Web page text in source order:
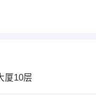
厦10层